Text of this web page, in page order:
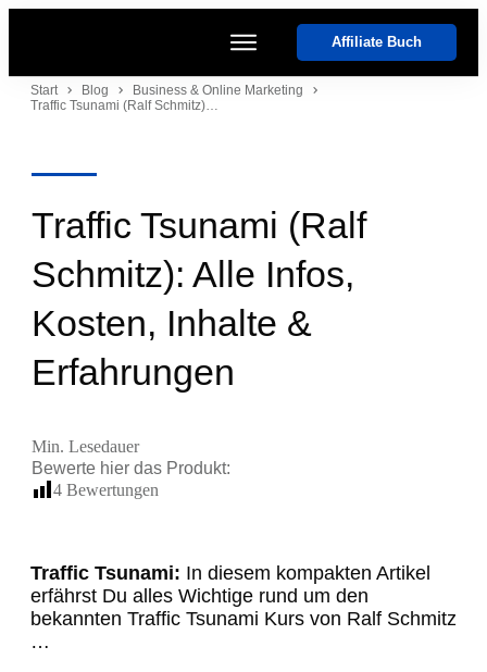
Start
Affiliate Buch
Start Blog
Business & Online Marketing
Traffic Tsunami (Ralf Schmitz): Alle Infos, Kosten, Inhalte & Erfahrungen
Traffic Tsunami (Ralf
Schmitz): Alle Infos,
Kosten, Inhalte &
Erfahrungen
Min. Lesedauer
Bewerte hier das Produkt:
4 Bewertungen
Traffic Tsunami: In diesem kompakten Artikel
erfährst Du alles Wichtige rund um den
bekannten Traffic Tsunami Kurs von Ralf Schmitz
…